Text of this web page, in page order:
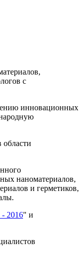
с
инновационных
наноматериалов,
и герметиков,
2016" и